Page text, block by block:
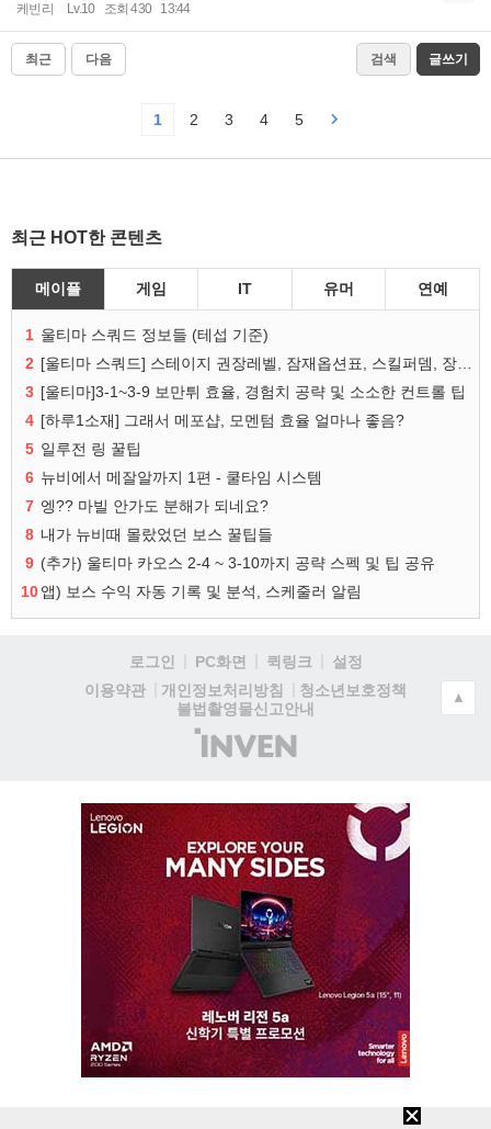
케빈리 Lv.10 조회 430 13:44
최근 다음 검색 글쓰기
1 2 3 4 5
최근 HOT한 콘텐츠
메이플 게임 IT 유머 연예
1 울티마 스쿼드 정보들 (테섭 기준)
2
3 [울티마]3-1~3-9 보만튀 효율, 경험치 공략 및 소소한 컨트롤 팁
4 [하루1소재] 그래서 메포샵, 모멘텀 효율 얼마나 좋음?
5 일루전 링 꿀팁
6 뉴비에서 메잘알까지 1편 - 쿨타임 시스템
7 엥?? 마빌 안가도 분해가 되네요?
8 내가 뉴비때 몰랐었던 보스 꿀팁들
9 (추가) 울티마 카오스 2-4 ~ 3-10까지 공략 스펙 및 팁 공유
10앱) 보스 수익 자동 기록 및 분석, 스케줄러 알림
로그인 PC화면 퀵링크
설정
이용약관
개인정보처리방침
청소년보호정책
불법촬영물신고안내
(주)
인
▲